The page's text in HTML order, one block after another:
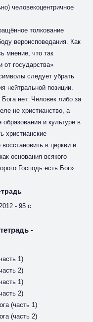
человекоцентричное
толкование
вероисповедания. Как
мнение, что так
от государства»
следует убрать
нейтральной позиции.
нет. Человек либо за
не христианство, а
и культуре в
христианские
в церкви и
основания всякого
Господь есть Бог»
- 95 с.
-
1)
2)
1)
2)
(часть 1)
(часть 2)